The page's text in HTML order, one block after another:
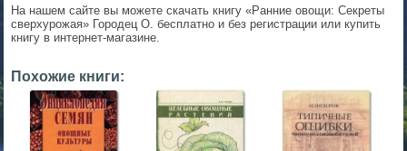
На нашем сайте вы можете скачать книгу «Ранние овощи: Секреты
сверхурожая» Городец О. бесплатно и без регистрации или купить
книгу в интернет-магазине.
Похожие книги:
▼